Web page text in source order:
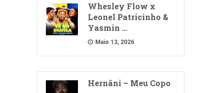
Whesley Flow x
Leonel Patricinho &
Yasmin …
Maio 13, 2026
Hernâni – Meu Copo